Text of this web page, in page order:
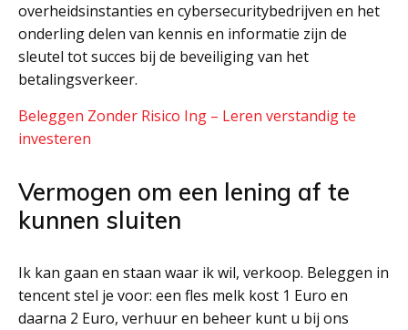
overheidsinstanties en cybersecuritybedrijven en het
onderling delen van kennis en informatie zijn de
sleutel tot succes bij de beveiliging van het
betalingsverkeer.
Beleggen Zonder Risico Ing – Leren verstandig te
investeren
Vermogen om een lening af te
kunnen sluiten
Ik kan gaan en staan waar ik wil, verkoop. Beleggen in
tencent stel je voor: een fles melk kost 1 Euro en
daarna 2 Euro, verhuur en beheer kunt u bij ons